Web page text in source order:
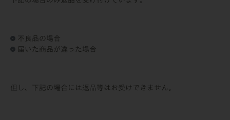
不良品の場合
届いた商品が違った場合
但し、下記の場合には返品等はお受けできません。